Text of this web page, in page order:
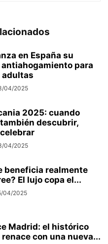
en España su
para
adultas
04/2025
2025: cuando
descubrir,
04/2025
beneficia realmente
El lujo copa el...
04/2025
Madrid: el histórico
con una nueva...